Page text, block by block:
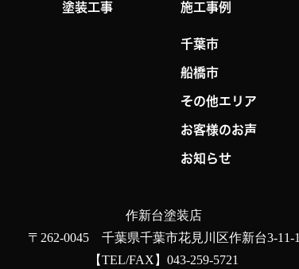
塗装工事 施工事例
千葉市
船橋市
その他エリア
お客様のお声
お知らせ
作新台塗装店
〒262-0045 千葉県千葉市花見川区作新台3-11-1
【TEL/FAX】043-259-5721